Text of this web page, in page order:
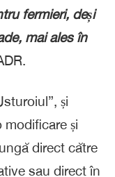
fermieri, deși
mai ales în
și
și
direct către
sau direct în